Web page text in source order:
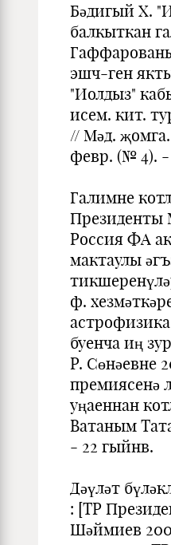
Бәдигый Х.
балкыткан
эшч-ген
"Иолдыз"
исем. кит.
// Мәд.
февр. (№ 4). -
Галимне
Россия ФА
мактаулы
ф.
буенча иң
Р. Сөнәевне
премиясенә
уңаеннан
Ватаным
- 22 гыйнв.
Дәүләт
: [ТР
Шәймиев